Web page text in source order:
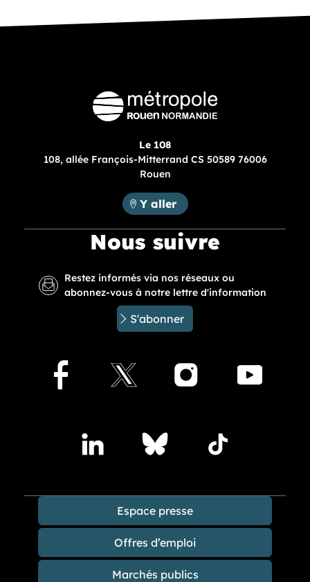
Le 108
108, allée François-Mitterrand CS 50589 76006
Rouen
Métropole Rouen Normandie :
Y aller
Nous suivre
Restez informés via nos réseaux ou
abonnez-vous à notre lettre d'information
S'abonner
Facebook
X Instagram
LindedinBlueskyTikTok
Espace presse
Offres d’emploi
Marchés publics